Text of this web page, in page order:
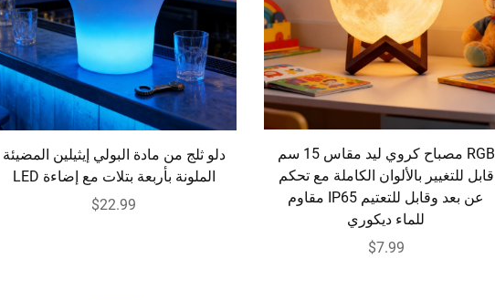
RGB مصباح كروي ليد مقاس 15 سم
قابل للتغيير بالألوان الكاملة مع تحكم
عن بعد وقابل للتعتيم IP65 مقاوم
للماء ديكوري
$7.99
دلو ثلج من مادة البولي إيثيلين المضيئة
الملونة بأربعة بتلات مع إضاءة LED
$22.99